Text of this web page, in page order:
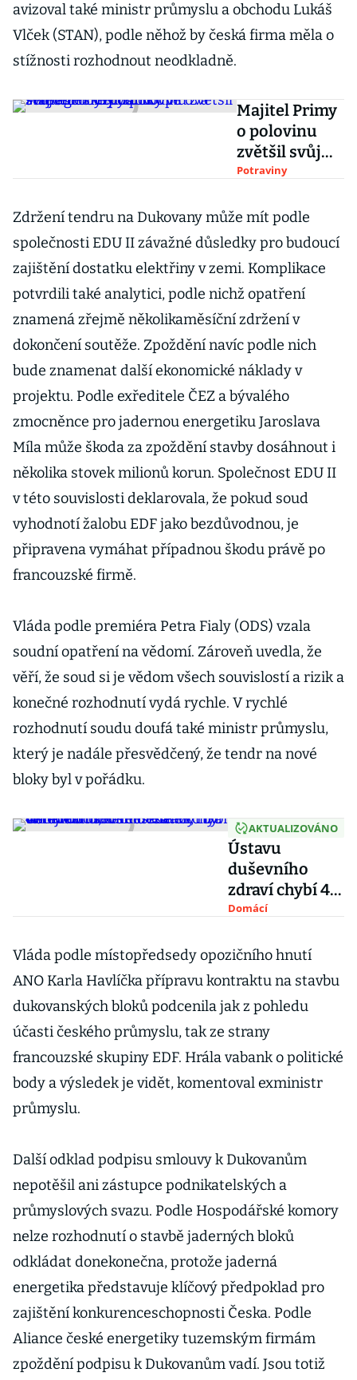
avizoval také ministr průmyslu a obchodu Lukáš
Vlček (STAN), podle něhož by česká firma měla o
stížnosti rozhodnout neodkladně.
Majitel Primy
o polovinu
zvětšil svůj
agrobyznys.
zemědělské
podniky ve
středních
Čechách
Potraviny
Zdržení tendru na Dukovany může mít podle
společnosti EDU II závažné důsledky pro budoucí
zajištění dostatku elektřiny v zemi. Komplikace
potvrdili také analytici, podle nichž opatření
znamená zřejmě několikaměsíční zdržení v
dokončení soutěže. Zpoždění navíc podle nich
bude znamenat další ekonomické náklady v
projektu. Podle exředitele ČEZ a bývalého
zmocněnce pro jadernou energetiku Jaroslava
Míla může škoda za zpoždění stavby dosáhnout i
několika stovek milionů korun. Společnost EDU II
v této souvislosti deklarovala, že pokud soud
vyhodnotí žalobu EDF jako bezdůvodnou, je
připravena vymáhat případnou škodu právě po
francouzské firmě.
Vláda podle premiéra Petra Fialy (ODS) vzala
soudní opatření na vědomí. Zároveň uvedla, že
věří, že soud si je vědom všech souvislostí a rizik a
konečné rozhodnutí vydá rychle. V rychlé
rozhodnutí soudu doufá také ministr průmyslu,
který je nadále přesvědčený, že tendr na nové
bloky byl v pořádku.
AKTUALIZOVÁNO
Ústavu
duševního
zdraví chybí 40
milionů,
chtějí odchod
ředitele. Byl by
osmdesátek,
říká Winkler
Domácí
Vláda podle místopředsedy opozičního hnutí
ANO Karla Havlíčka přípravu kontraktu na stavbu
dukovanských bloků podcenila jak z pohledu
účasti českého průmyslu, tak ze strany
francouzské skupiny EDF. Hrála vabank o politické
body a výsledek je vidět, komentoval exministr
průmyslu.
Další odklad podpisu smlouvy k Dukovanům
nepotěšil ani zástupce podnikatelských a
průmyslových svazu. Podle Hospodářské komory
nelze rozhodnutí o stavbě jaderných bloků
odkládat donekonečna, protože jaderná
energetika představuje klíčový předpoklad pro
zajištění konkurenceschopnosti Česka. Podle
Aliance české energetiky tuzemským firmám
zpoždění podpisu k Dukovanům vadí. Jsou totiž